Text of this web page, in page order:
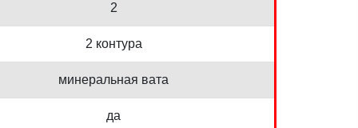
2
2 контура
минеральная вата
да